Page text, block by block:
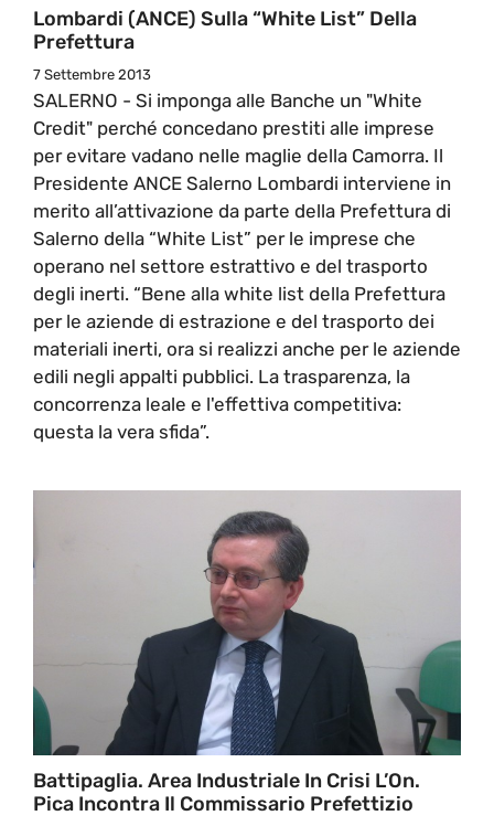
Lombardi (ANCE) Sulla “White List” Della
Prefettura
7 Settembre 2013
SALERNO - Si imponga alle Banche un "White
Credit" perché concedano prestiti alle imprese
per evitare vadano nelle maglie della Camorra. Il
Presidente ANCE Salerno Lombardi interviene in
merito all’attivazione da parte della Prefettura di
Salerno della “White List” per le imprese che
operano nel settore estrattivo e del trasporto
degli inerti. “Bene alla white list della Prefettura
per le aziende di estrazione e del trasporto dei
materiali inerti, ora si realizzi anche per le aziende
edili negli appalti pubblici. La trasparenza, la
concorrenza leale e l'effettiva competitiva:
questa la vera sfida”.
Battipaglia. Area Industriale In Crisi L’On.
Pica Incontra Il Commissario Prefettizio